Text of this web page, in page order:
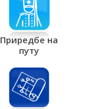
Приредбе на
путу